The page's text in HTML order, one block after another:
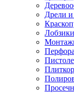
Дрели
Лобзики